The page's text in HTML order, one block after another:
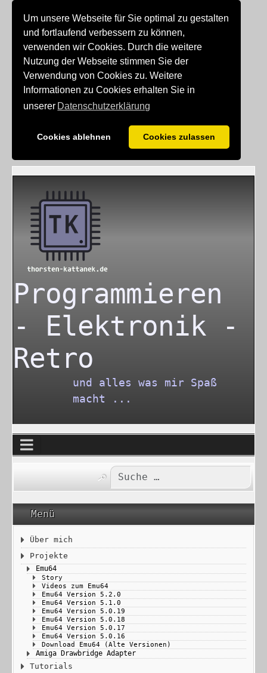
Um unsere Webseite für Sie optimal zu gestalten
und fortlaufend verbessern zu können,
verwenden wir Cookies. Durch die weitere
Nutzung der Webseite stimmen Sie der
Verwendung von Cookies zu. Weitere
Informationen zu Cookies erhalten Sie in
unserer Datenschutzerklärung
Cookies ablehnen Cookies zulassen
Programmieren
- Elektronik -
Retro
und alles was mir Spaß
macht ...
Type 2 or more characters for
Menü
Über mich
Projekte
Emu64
Story
Videos zum Emu64
Emu64 Version 5.2.0
Emu64 Version 5.1.0
Emu64 Version 5.0.19
Emu64 Version 5.0.18
Emu64 Version 5.0.17
Emu64 Version 5.0.16
Download Emu64 (Alte Versionen)
Amiga Drawbridge Adapter
Tutorials